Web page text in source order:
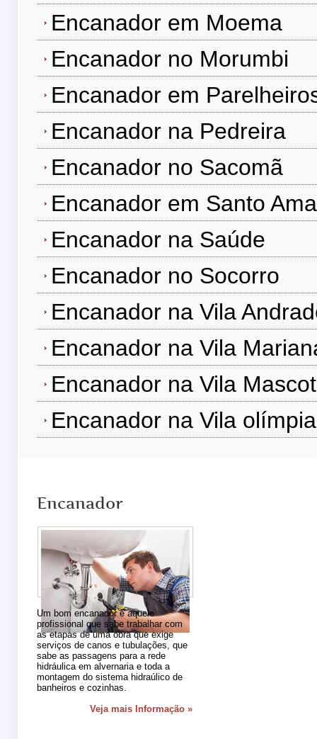
Encanador em Moema
Encanador no Morumbi
Encanador em
Encanador na Pedreira
Encanador no Sacomã
Encanador em Santo
Encanador na Saúde
Encanador no Socorro
Encanador na Vila
Encanador na Vila
Encanador na Vila
Encanador na Vila olímpia
Encanador
Um bom encanador é aquele
profissional que sabe trabalhar com
as etapas de uma obra que exige
serviços de canos e tubulações, que
sabe as passagens para a rede
hidráulica em alvernaria e toda a
montagem do sistema hidraúlico de
banheiros e cozinhas.
Veja mais Informação »